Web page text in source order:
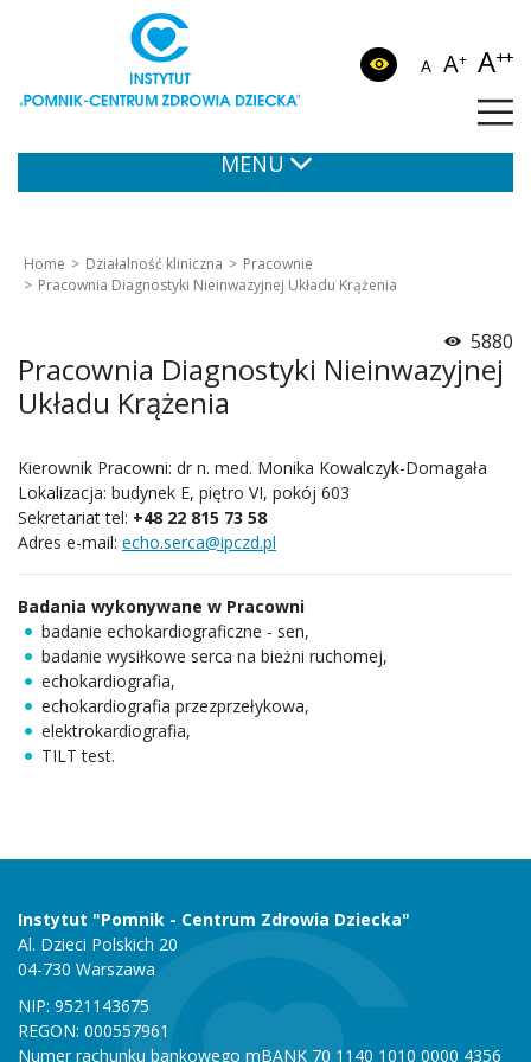
A A+ A++
MENU
Home Działalność kliniczna
Pracownie
Pracownia Diagnostyki Nieinwazyjnej Układu Krążenia
5880
Pracownia Diagnostyki Nieinwazyjnej
Układu Krążenia
Kierownik Pracowni: dr n. med. Monika Kowalczyk-Domagała
Lokalizacja: budynek E, piętro VI, pokój 603
Sekretariat tel: +48 22 815 73 58
Adres e-mail: echo.serca@ipczd.pl
Badania wykonywane w Pracowni
badanie echokardiograficzne - sen,
badanie wysiłkowe serca na bieżni ruchomej,
echokardiografia,
echokardiografia przezprzełykowa,
elektrokardiografia,
TILT test.
Instytut "Pomnik - Centrum Zdrowia Dziecka"
Al. Dzieci Polskich 20
04-730 Warszawa
NIP: 9521143675
REGON: 000557961
Numer rachunku bankowego mBANK 70 1140 1010 0000 4356